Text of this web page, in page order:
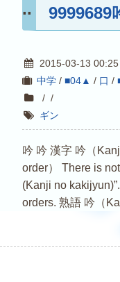
9999689
2015-03-13
中学/ ■04▲ / 口 /
/ /
ギン
吟 吟 漢字 吟（
order） There is
(Kanji no
orders. 熟語 吟（